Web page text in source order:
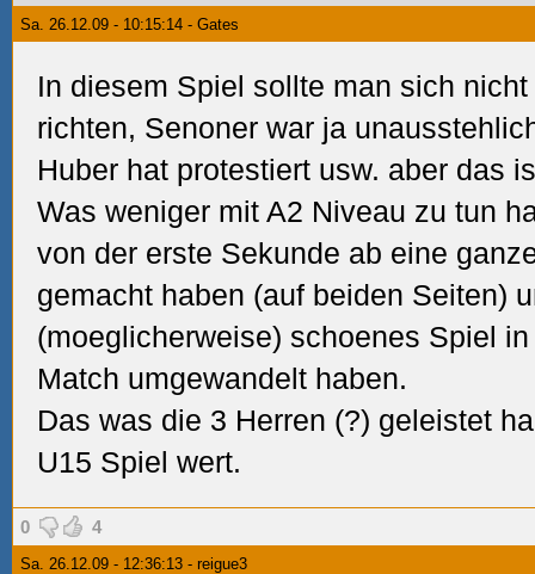
Sa. 26.12.09 - 10:15:14 - Gates
In diesem Spiel sollte man sich
richten, Senoner war ja
Huber hat protestiert usw. aber das
Was weniger mit A2 Niveau zu tun
von der erste Sekunde ab eine
gemacht haben (auf beiden Seiten)
(moeglicherweise) schoenes Spiel
Match umgewandelt haben.
Das was die 3 Herren (?) geleistet
U15 Spiel wert.
0 4
Sa. 26.12.09 - 12:36:13 - reigue3